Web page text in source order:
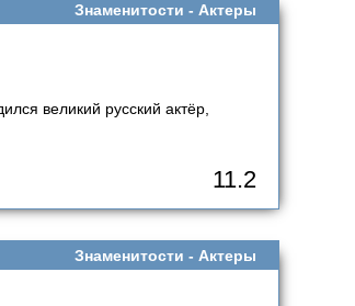
Знаменитости - Актеры
великий русский актёр,
11.2
Знаменитости - Актеры